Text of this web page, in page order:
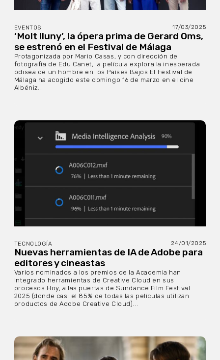
EVENTOS 17/03/2025
‘Molt lluny’, la ópera prima de Gerard Oms,
se estrenó en el Festival de Málaga
Protagonizada por Mario Casas, y con dirección de
fotografía de Edu Canet, la película explora la inesperada
odisea de un hombre en los Países Bajos El Festival de
Málaga ha acogido este domingo 16 de marzo en el cine
Albéniz...
TECNOLOGÍA 24/01/2025
Nuevas herramientas de IA de Adobe para
editores y cineastas
Varios nominados a los premios de la Academia han
integrado herramientas de Creative Cloud en sus
procesos Hoy, a las puertas de Sundance Film Festival
2025 (donde casi el 85% de todas las películas utilizan
productos de Adobe Creative Cloud)...